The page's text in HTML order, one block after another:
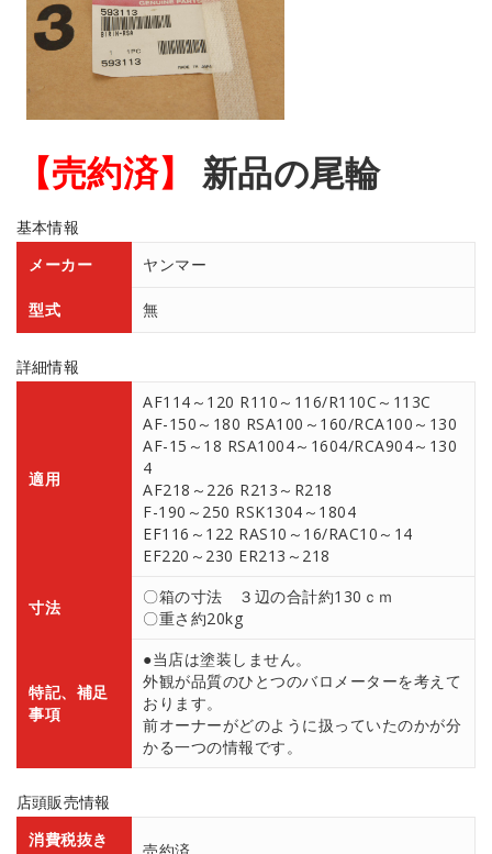
【売約済】 新品の尾輪
基本情報
メーカー
ヤンマー
型式 無
詳細情報
適用
AF114～120 R110～116/R110C～113C
AF-150～180 RSA100～160/RCA100～130
AF-15～18 RSA1004～1604/RCA904～130
4
AF218～226 R213～R218
F-190～250 RSK1304～1804
EF116～122 RAS10～16/RAC10～14
EF220～230 ER213～218
寸法
〇箱の寸法 ３辺の合計約130ｃｍ
〇重さ約20kg
特記、補足
事項
●当店は塗装しません。
外観が品質のひとつのバロメーターを考えて
おります。
前オーナーがどのように扱っていたのかが分
かる一つの情報です。
店頭販売情報
消費税抜き